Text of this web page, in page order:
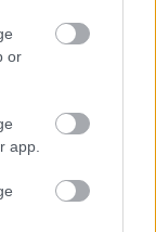
or
app.
a